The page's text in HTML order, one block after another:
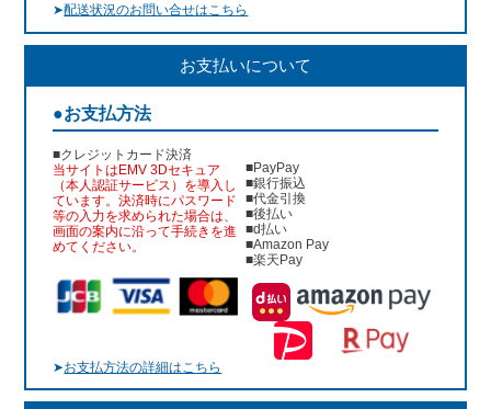
➤配送状況のお問い合せはこちら
お支払いについて
●お支払方法
■クレジットカード決済
当サイトはEMV 3Dセキュア
（本人認証サービス）を導入し
ています。決済時にパスワード
等の入力を求められた場合は、
画面の案内に沿って手続きを進
めてください。
■PayPay
■銀行振込
■代金引換
■後払い
■d払い
■Amazon Pay
■楽天Pay
➤お支払方法の詳細はこちら